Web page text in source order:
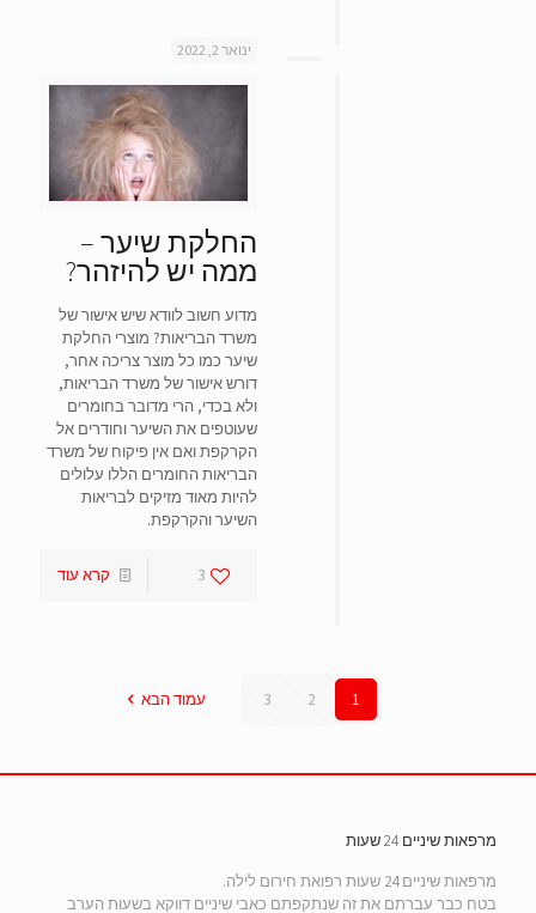
ינואר 2, 2022
החלקת שיער –
ממה יש להיזהר?
מדוע חשוב לוודא שיש אישור של
משרד הבריאות? מוצרי החלקת
שיער כמו כל מוצר צריכה אחר,
דורש אישור של משרד הבריאות,
ולא בכדי, הרי מדובר בחומרים
שעוטפים את השיער וחודרים אל
הקרקפת ואם אין פיקוח של משרד
הבריאות החומרים הללו עלולים
להיות מאוד מזיקים לבריאות
השיער והקרקפת.
3 קרא עוד
1
2
3 עמוד הבא
מרפאות שיניים 24 שעות
מרפאות שיניים 24 שעות רפואת חירום לילה.
בטח כבר עברתם את זה שנתקפתם כאבי שיניים דווקא בשעות הערב